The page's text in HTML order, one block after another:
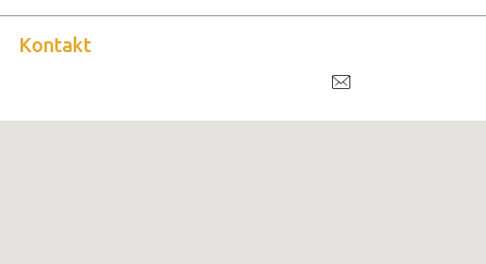
Kontakt